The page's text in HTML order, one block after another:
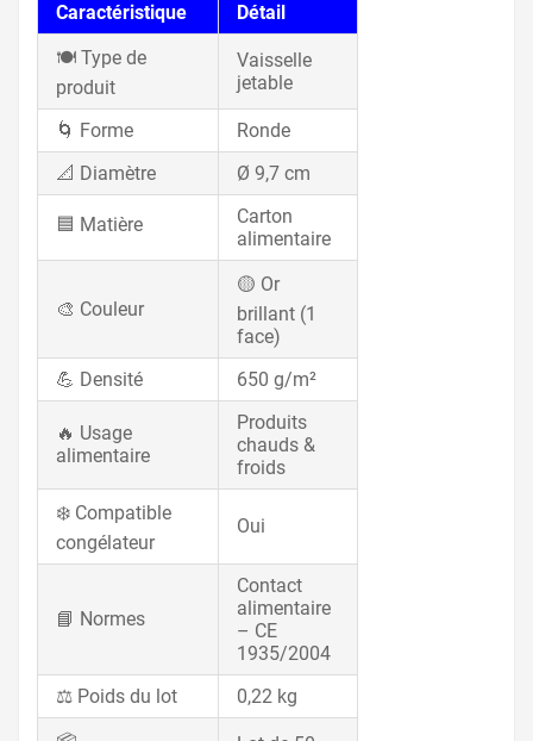
Caractéristique
Détail
🍽️ Type de
produit
Vaisselle
jetable
🌀 Forme
Ronde
📐 Diamètre
Ø 9,7 cm
🟦 Matière
Carton
alimentaire
🎨 Couleur
🟡 Or
brillant (1
face)
💪 Densité
650 g/m²
🔥 Usage
alimentaire
Produits
chauds &
froids
❄️ Compatible
congélateur
Oui
📘 Normes
Contact
alimentaire
– CE
1935/2004
⚖️ Poids du lot
0,22 kg